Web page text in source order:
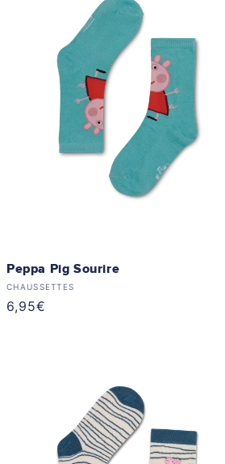
Peppa Pig Sourire
Distributeur :
CHAUSSETTES
Prix
6,95€